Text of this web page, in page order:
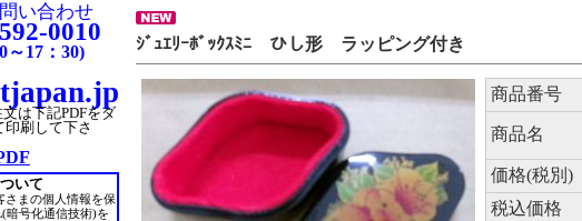
い合わせ
0010
～17：30)
は下記PDFをダ
印刷して下さ
いて
まの個人情報を保
(暗号化通信技術)を
ｼﾞｭｴﾘｰﾎﾞｯｸｽﾐﾆ ひし形 ラッピング付き
商品番号
商品名
価格(税別)
税込価格